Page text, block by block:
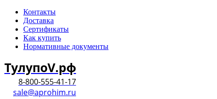
Контакты
Доставка
Сертификаты
Как купить
Нормативные документы
ТулупоV.рф
8-800-555-41-17
sale@aprohim.ru